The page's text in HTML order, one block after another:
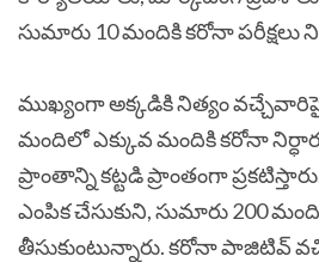
సుమారు 10 మందికి కరోనా పరీక్షలు
ముఖ్యంగా అక్కడికి నిత్యం
మందిలో ఎక్కువ మందికి కరోనా
ప్రాంతాన్ని కట్టడి ప్రాంతంగా
ఎంపిక చేసుకుని, సుమారు 200
తీసుకుంటున్నారు. కరోనా